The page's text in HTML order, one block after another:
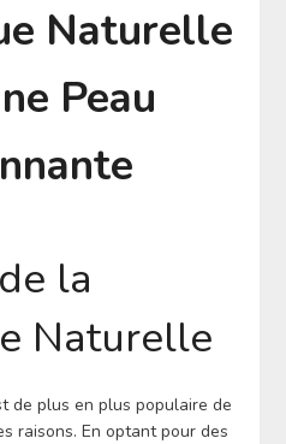
Naturelle
Peau
la
Naturelle
de plus en plus populaire de
raisons. En optant pour des